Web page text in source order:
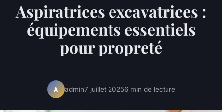
Aspiratrices excavatrices :
équipements essentiels
pour propreté
A admin7 juillet 20256 min de lecture